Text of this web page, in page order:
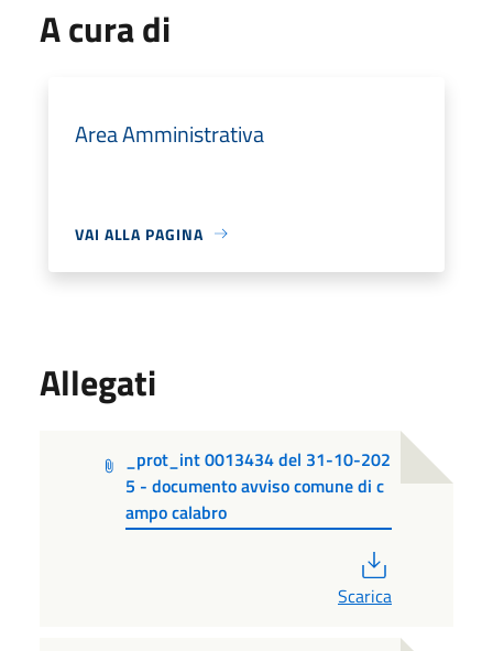
A cura di
Area Amministrativa
VAI ALLA PAGINA
Allegati
_prot_int 0013434 del 31-10-202
5 - documento avviso comune di c
ampo calabro
Scarica